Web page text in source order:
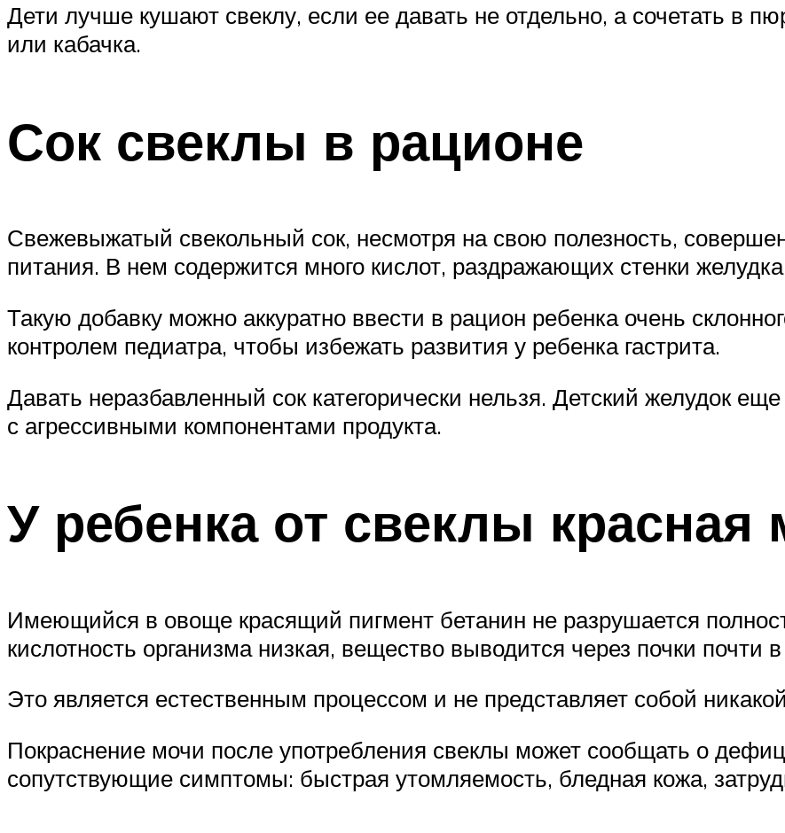
Дети лучше кушают свеклу, если ее давать не отдельно, а сочетать в
или кабачка.
Сок свеклы в рационе
Свежевыжатый свекольный сок, несмотря на свою полезность,
питания. В нем содержится много кислот, раздражающих стенки
Такую добавку можно аккуратно ввести в рацион ребенка очень
контролем педиатра, чтобы избежать развития у ребенка гастрита.
Давать неразбавленный сок категорически нельзя. Детский желудок еще
с агрессивными компонентами продукта.
У ребенка от свеклы красная
Имеющийся в овоще красящий пигмент бетанин не разрушается
кислотность организма низкая, вещество выводится через почки почти
Это является естественным процессом и не представляет собой
Покраснение мочи после употребления свеклы может сообщать о
сопутствующие симптомы: быстрая утомляемость, бледная кожа,